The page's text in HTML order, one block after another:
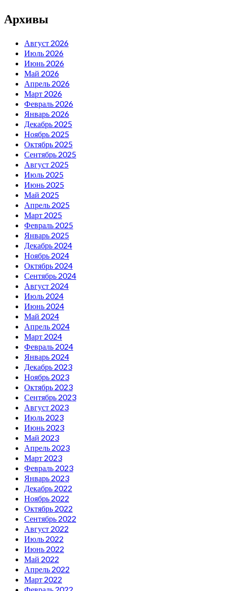
Архивы
Август 2026
Июль 2026
Июнь 2026
Май 2026
Апрель 2026
Март 2026
Февраль 2026
Январь 2026
Декабрь 2025
Ноябрь 2025
Октябрь 2025
Сентябрь 2025
Август 2025
Июль 2025
Июнь 2025
Май 2025
Апрель 2025
Март 2025
Февраль 2025
Январь 2025
Декабрь 2024
Ноябрь 2024
Октябрь 2024
Сентябрь 2024
Август 2024
Июль 2024
Июнь 2024
Май 2024
Апрель 2024
Март 2024
Февраль 2024
Январь 2024
Декабрь 2023
Ноябрь 2023
Октябрь 2023
Сентябрь 2023
Август 2023
Июль 2023
Июнь 2023
Май 2023
Апрель 2023
Март 2023
Февраль 2023
Январь 2023
Декабрь 2022
Ноябрь 2022
Октябрь 2022
Сентябрь 2022
Август 2022
Июль 2022
Июнь 2022
Май 2022
Апрель 2022
Март 2022